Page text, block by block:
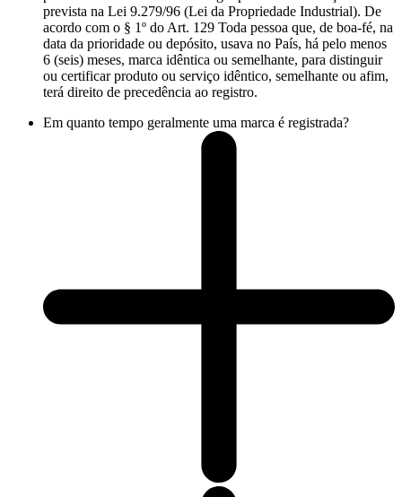
prevista na Lei 9.279/96 (Lei da Propriedade Industrial). De
acordo com o § 1º do Art. 129 Toda pessoa que, de boa-fé, na
data da prioridade ou depósito, usava no País, há pelo menos
6 (seis) meses, marca idêntica ou semelhante, para distinguir
ou certificar produto ou serviço idêntico, semelhante ou afim,
terá direito de precedência ao registro.
Em quanto tempo geralmente uma marca é registrada?